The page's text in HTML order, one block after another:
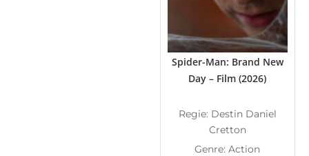
Spider-Man: Brand New
Day – Film (2026)
Regie: Destin Daniel
Cretton
Genre: Action